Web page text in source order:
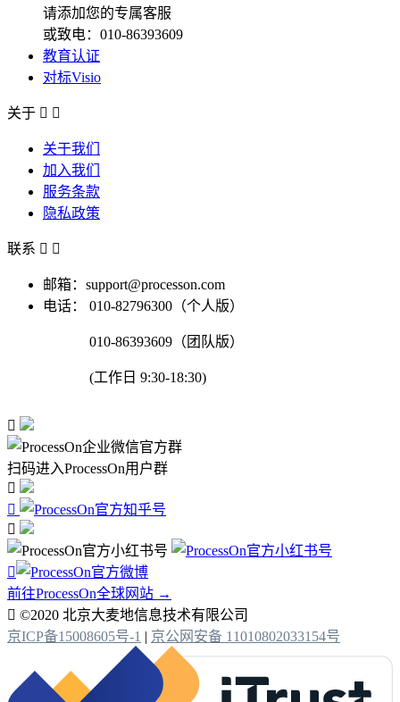
请添加您的专属客服
或致电：010-86393609
教育认证
对标Visio
关于  
关于我们
加入我们
服务条款
隐私政策
联系  
邮箱：support@processon.com
电话：
010-82796300（个人版）
010-86393609（团队版）
(工作日 9:30-18:30)

扫码进入ProcessOn用户群




前往ProcessOn全球网站 →
 ©2020 北京大麦地信息技术有限公司
京ICP备15008605号-1 | 京公网安备 11010802033154号